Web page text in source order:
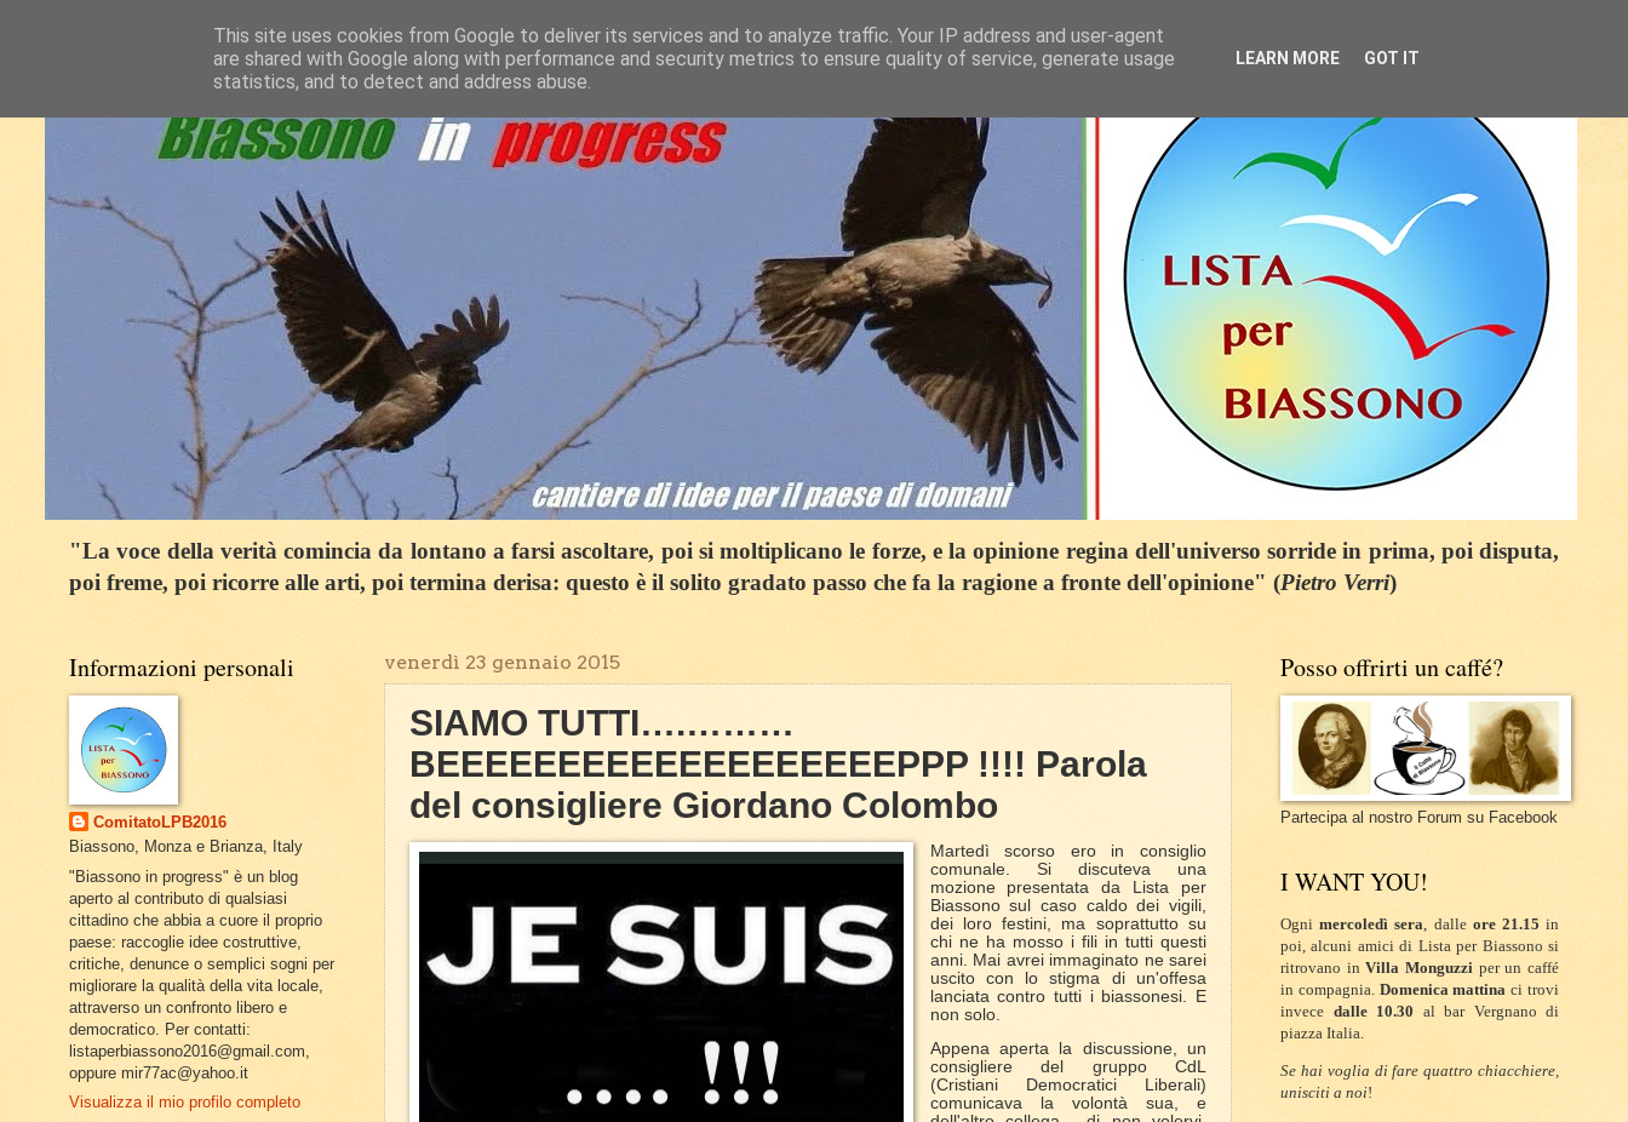
"La voce della verità comincia da lontano a farsi ascoltare, poi si moltiplicano le forze, e la opinione regina dell'universo sorride in prima, poi disputa,
poi freme, poi ricorre alle arti, poi termina derisa: questo è il solito gradato passo che fa la ragione a fronte dell'opinione" (Pietro Verri)
venerdì 23 gennaio 2015
SIAMO TUTTI….………
BEEEEEEEEEEEEEEEEEEEPPP !!!! Parola
del consigliere Giordano Colombo
Martedì scorso ero in consiglio
comunale. Si discuteva una
mozione presentata da Lista per
Biassono sul caso caldo dei vigili,
dei loro festini, ma soprattutto su
chi ne ha mosso i fili in tutti questi
anni. Mai avrei immaginato ne sarei
uscito con lo stigma di un'offesa
lanciata contro tutti i biassonesi. E
non solo.
Appena aperta la discussione, un
consigliere del gruppo CdL
(Cristiani Democratici Liberali)
comunicava la volontà sua, e
Informazioni personali
ComitatoLPB2016
Biassono, Monza e Brianza, Italy
"Biassono in progress" è un blog
aperto al contributo di qualsiasi
cittadino che abbia a cuore il proprio
paese: raccoglie idee costruttive,
critiche, denunce o semplici sogni per
migliorare la qualità della vita locale,
attraverso un confronto libero e
democratico. Per contatti:
listaperbiassono2016@gmail.com,
oppure mir77ac@yahoo.it
Visualizza il mio profilo completo
Posso offrirti un caffé?
Partecipa al nostro Forum su Facebook
I WANT YOU!
Ognimercoledì sera , dalle ore 21.15 in
poi, alcuni amici di Lista per Biassono si
ritrovano inVilla Monguzzi per un caffé
in compagnia. Domenica mattina ci trovi
invece dalle 10.30 al bar Vergnano di
piazza Italia.
Se hai voglia di fare quattro chiacchiere,
unisciti a noi!
This site uses cookies from Google to deliver its services and to analyze traffic. Your IP address and user-agent
are shared with Google along with performance and security metrics to ensure quality of service, generate usage
statistics, and to detect and address abuse.
LEARN MORE GOT IT